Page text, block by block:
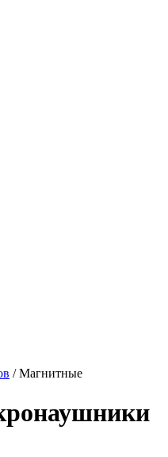
/ Магнитные